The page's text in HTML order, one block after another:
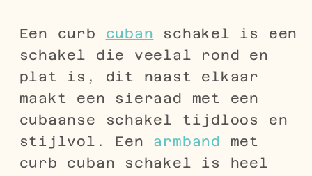
Een curb cuban schakel is een
schakel die veelal rond en
plat is, dit naast elkaar
maakt een sieraad met een
cubaanse schakel tijdloos en
stijlvol. Een armband met
curb cuban schakel is heel